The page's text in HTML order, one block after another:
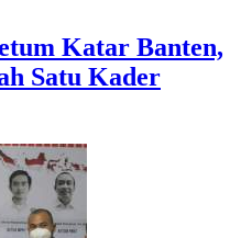
Katar Banten,
Satu Kader